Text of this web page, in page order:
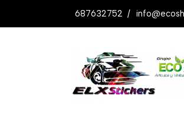
687632752 /
Productos Pegatinas